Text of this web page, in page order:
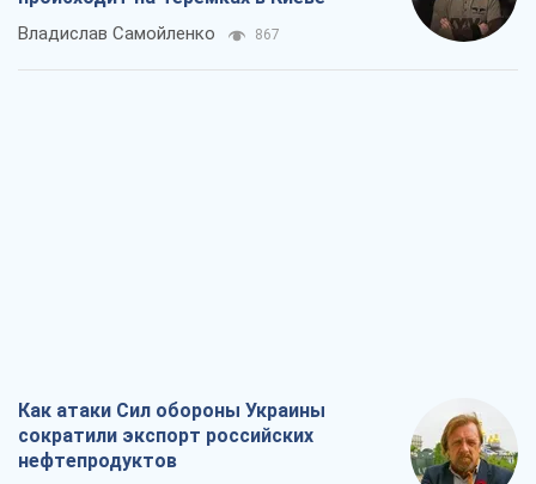
Владислав Самойленко 867
Как атаки Сил обороны Украины
сократили экспорт российских
нефтепродуктов